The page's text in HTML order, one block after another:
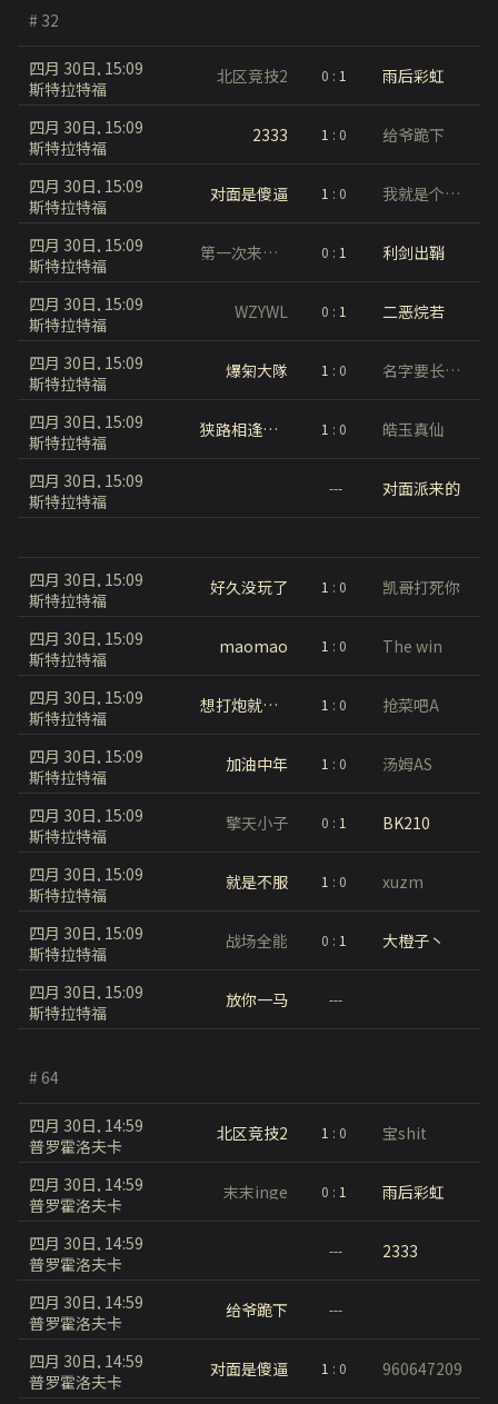
# 32
四月 30日, 15:09
斯特拉特福
北区竞技2 0 : 1 雨后彩虹
四月 30日, 15:09
斯特拉特福
2333 1 : 0 给爷跪下
四月 30日, 15:09
斯特拉特福
对面是傻逼 1 : 0 我就是个铁铁
四月 30日, 15:09
斯特拉特福
第一次来试试 0 : 1 利剑出鞘
四月 30日, 15:09
斯特拉特福
WZYWL 0 : 1 二恶烷若
四月 30日, 15:09
斯特拉特福
爆匊大隊 1 : 0 名字要长躲在树丛打炮才不会被发现
四月 30日, 15:09
斯特拉特福
狭路相逢军团 1 : 0 皓玉真仙
四月 30日, 15:09
斯特拉特福
--- 对面派来的
四月 30日, 15:09
斯特拉特福
好久没玩了 1 : 0 凯哥打死你
四月 30日, 15:09
斯特拉特福
maomao 1 : 0 The win
四月 30日, 15:09
斯特拉特福
想打炮就能打炮 1 : 0 抢菜吧A
四月 30日, 15:09
斯特拉特福
加油中年 1 : 0 汤姆AS
四月 30日, 15:09
斯特拉特福
擎天小子 0 : 1 BK210
四月 30日, 15:09
斯特拉特福
就是不服 1 : 0 xuzm
四月 30日, 15:09
斯特拉特福
战场全能 0 : 1 大橙子丶
四月 30日, 15:09
斯特拉特福
放你一马 ---
# 64
四月 30日, 14:59
普罗霍洛夫卡
北区竞技2 1 : 0 宝shit
四月 30日, 14:59
普罗霍洛夫卡
末末inge 0 : 1 雨后彩虹
四月 30日, 14:59
普罗霍洛夫卡
--- 2333
四月 30日, 14:59
普罗霍洛夫卡
给爷跪下 ---
四月 30日, 14:59
普罗霍洛夫卡
对面是傻逼 1 : 0 960647209